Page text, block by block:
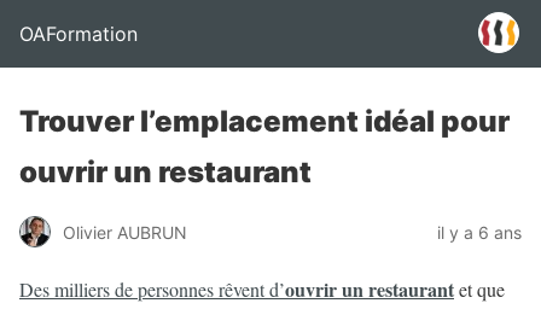
OAFormation
Trouver l’emplacement idéal pour
ouvrir un restaurant
Olivier AUBRUN il y a 6 ans
Des milliers de personnes rêvent d’ouvrir un restaurantet que